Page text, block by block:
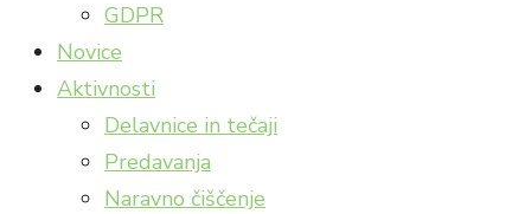
GDPR
Novice
Aktivnosti
Delavnice in tečaji
Predavanja
Naravno čiščenje